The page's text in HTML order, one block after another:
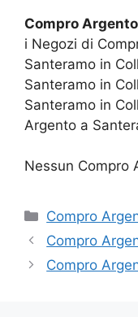
Compro
i Negozi di
Santeramo in
Santeramo in
Santeramo in
Argento a
Nessun Compro
Categorie
Compro
Compro
Compro